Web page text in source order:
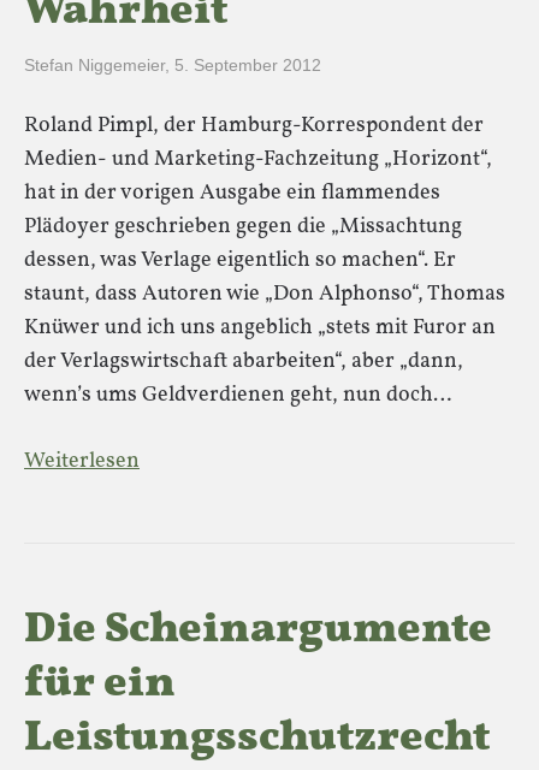
Wahrheit
Stefan Niggemeier, 5. September 2012
Roland Pimpl, der Hamburg-Korrespondent der
Medien- und Marketing-Fachzeitung „Horizont“,
hat in der vorigen Ausgabe ein flammendes
Plädoyer geschrieben gegen die „Missachtung
dessen, was Verlage eigentlich so machen“. Er
staunt, dass Autoren wie „Don Alphonso“, Thomas
Knüwer und ich uns angeblich „stets mit Furor an
der Verlagswirtschaft abarbeiten“, aber „dann,
wenn’s ums Geldverdienen geht, nun doch…
Weiterlesen
Die Scheinargumente
für ein
Leistungsschutzrecht